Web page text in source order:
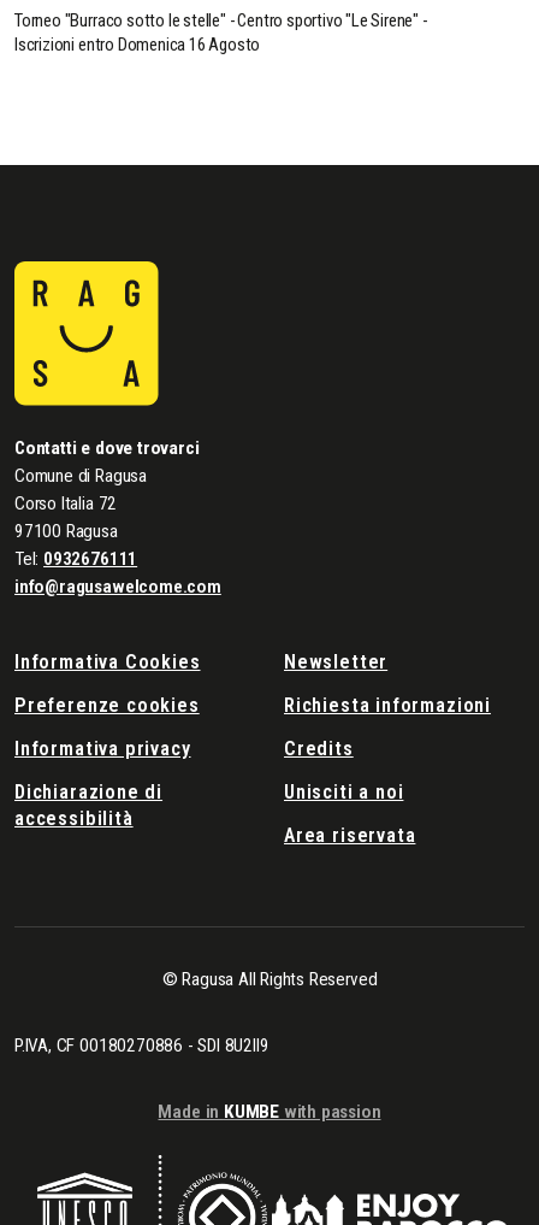
Torneo "Burraco sotto le stelle" - Centro sportivo "Le Sirene" -
Iscrizioni entro Domenica 16 Agosto
Contatti e dove trovarci
Comune di Ragusa
Corso Italia 72
97100 Ragusa
Tel: 0932676111
info@ragusawelcome.com
Informativa Cookies
Preferenze cookies
Informativa privacy
Dichiarazione di
accessibilità
Newsletter
Richiesta informazioni
Credits
Unisciti a noi
Area riservata
© Ragusa All Rights Reserved
P.IVA, CF 00180270886 - SDI 8U2II9
Made in KUMBE with passion